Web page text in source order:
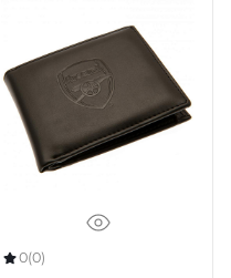
0(0)